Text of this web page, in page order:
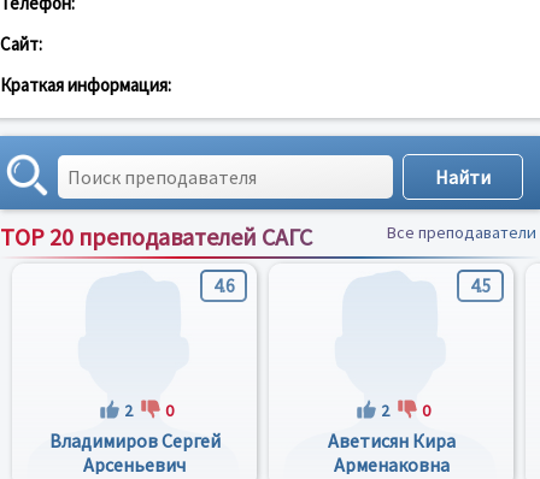
Сайт:
Краткая информация:
TOP 20 преподавателей САГС Все преподаватели
4.6
2 0
Владимиров Сергей
Арсеньевич
4.5
2 0
Аветисян Кира
Арменаковна